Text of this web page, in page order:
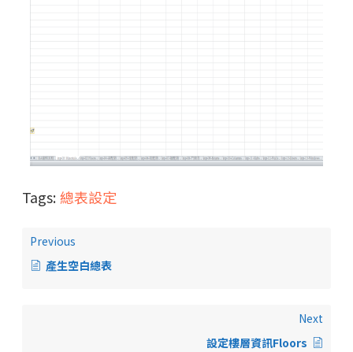
Tags:總表設定
Previous
產生空白總表
Next
設定樓層資訊Floors